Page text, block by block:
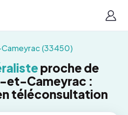
(33450)
proche de
et-Cameyrac :
téléconsultation